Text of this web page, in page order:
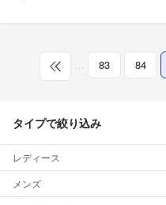
… 83 84
タイプで絞り込み
レディース
メンズ